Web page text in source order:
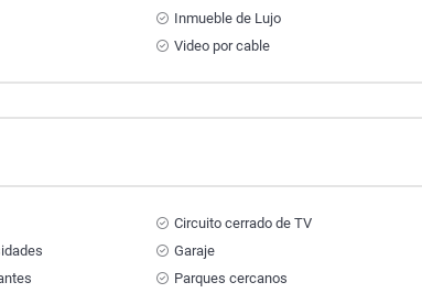
Inmueble de Lujo
Video por cable
Circuito cerrado de TV
Garaje
Parques cercanos